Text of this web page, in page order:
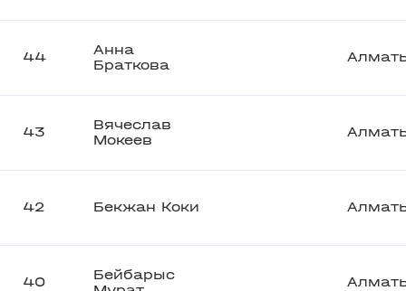
44
Анна
Браткова
43
Вячеслав
Мокеев
42 Бекжан Коки
40
Бейбарыс